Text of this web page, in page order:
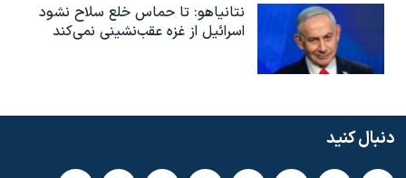
نتانیاهو: تا حماس خلع سلاح نشود
اسرائیل از غزه عقب‌نشینی نمی‌کند
دنبال کنید